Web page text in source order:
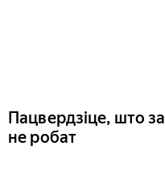
Пацвердзіце, што
не робат